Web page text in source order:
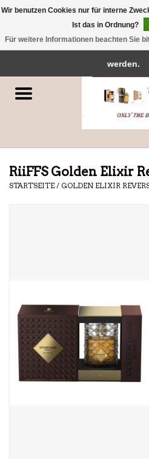
Parfums
RiiFFS Golden Elixir
STARTSEITE / GOLDEN ELIXIR
Wir benutzen Cookies nur für interne
Ist das in Ordnung?
Für weitere Informationen beachten Sie
← Zurück zum BackofficeDieser
Eventuell können nicht alle
werden.